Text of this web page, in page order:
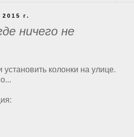
г.
ничего не
колонки на улице.